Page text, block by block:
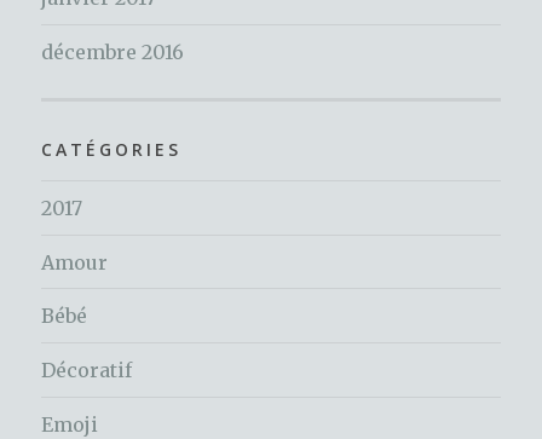
décembre 2016
CATÉGORIES
2017
Amour
Bébé
Décoratif
Emoji